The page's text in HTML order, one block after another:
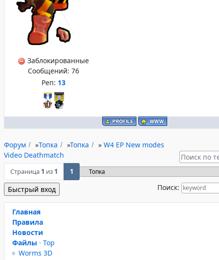
Заблокированные
Сообщений: 76
Реп: 13
Форум »Топка »Топка » W4 EP New modes
Video Deathmatch
Страница 1 из 1 1
Поиск:
Главная
Правила
Новости
Файлы · Top
Worms 3D